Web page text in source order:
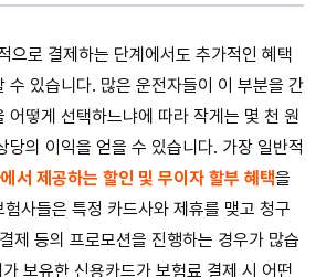
으로 결제하는 단계에서도 추가적인 혜택
수 있습니다. 많은 운전자들이 이 부분을 간
어떻게 선택하느냐에 따라 작게는 몇 천 원
당의 이익을 얻을 수 있습니다. 가장 일반적
서 제공하는 할인 및 무이자 할부 혜택을
사들은 특정 카드사와 제휴를 맺고 청구
제 등의 프로모션을 진행하는 경우가 많습
보유한 신용카드가 보험료 결제 시 어떤